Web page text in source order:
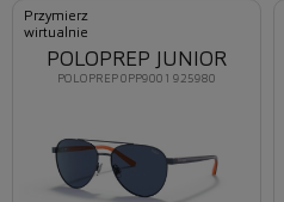
Przymierz
wirtualnie
POLOPREP 0PP9001 925980
POLOPREP JUNIOR